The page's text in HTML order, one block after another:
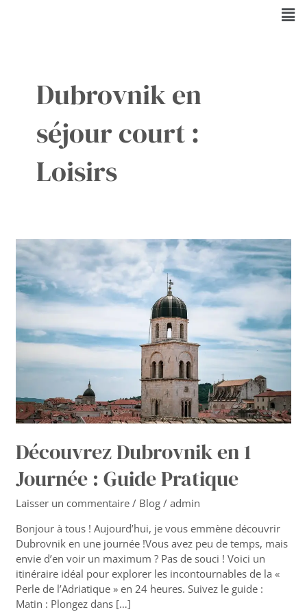
Dubrovnik en
séjour court :
Loisirs
Découvrez Dubrovnik en 1
Journée : Guide Pratique
Laisser un commentaire / Blog /admin
Bonjour à tous ! Aujourd’hui, je vous emmène découvrir
Dubrovnik en une journée !Vous avez peu de temps, mais
envie d’en voir un maximum ? Pas de souci ! Voici un
itinéraire idéal pour explorer les incontournables de la «
Perle de l’Adriatique » en 24 heures. Suivez le guide :
Matin : Plongez dans […]
Découvrez
Dubrovnik
en
1
Journée
Guide